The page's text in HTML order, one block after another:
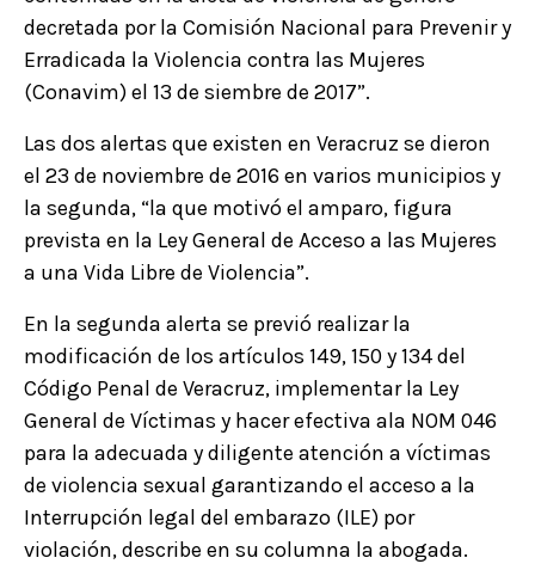
decretada por la Comisión Nacional para Prevenir y
Erradicada la Violencia contra las Mujeres
(Conavim) el 13 de siembre de 2017”.
Las dos alertas que existen en Veracruz se dieron
el 23 de noviembre de 2016 en varios municipios y
la segunda, “la que motivó el amparo, figura
prevista en la Ley General de Acceso a las Mujeres
a una Vida Libre de Violencia”.
En la segunda alerta se previó realizar la
modificación de los artículos 149, 150 y 134 del
Código Penal de Veracruz, implementar la Ley
General de Víctimas y hacer efectiva ala NOM 046
para la adecuada y diligente atención a víctimas
de violencia sexual garantizando el acceso a la
Interrupción legal del embarazo (ILE) por
violación, describe en su columna la abogada.